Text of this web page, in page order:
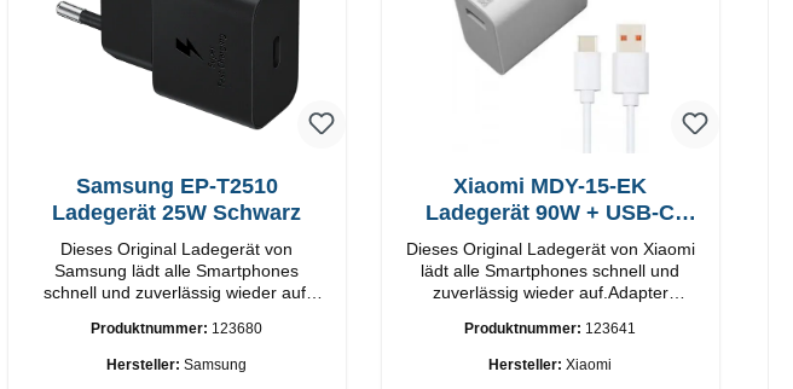
Samsung EP-T2510
Ladegerät 25W Schwarz
Dieses Original Ladegerät von
Samsung lädt alle Smartphones
schnell und zuverlässig wieder auf.
Hochwertige Verarbeitung Anschlüsse:
USB-C Output: 25W Farbe: Schwarz
Produktnummer: 123680
Hersteller:Samsung
Xiaomi MDY-15-EK
Ladegerät 90W + USB-C
Kabel
Dieses Original Ladegerät von Xiaomi
lädt alle Smartphones schnell und
zuverlässig wieder auf.Adapter
Verarbeitung Anschlüsse: USB-A
Produktnummer: 123641
Hersteller:Xiaomi